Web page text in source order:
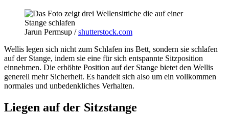
Jarun Permsup /shutterstock.com
Wellis legen sich nicht zum Schlafen ins Bett, sondern sie schlafen
auf der Stange, indem sie eine für sich entspannte Sitzposition
einnehmen. Die erhöhte Position auf der Stange bietet den Wellis
generell mehr Sicherheit. Es handelt sich also um ein vollkommen
normales und unbedenkliches Verhalten.
Liegen auf der Sitzstange